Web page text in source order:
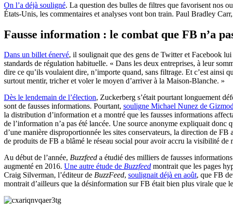
On l’a déjà souligné. La question des bulles de filtres que favorisent nos
États-Unis, les commentaires et analyses vont bon train. Paul Bradley
Fausse information : le combat que FB n’a
Dans un billet énervé, il soulignait que des gens de Twitter et Facebook
standards de régulation habituelle. « Dans les deux entreprises, à leur
dire ce qu’ils voulaient dire, n’importe quand, sans filtrage. Et c’est ainsi
surtout mentir, tricher et voler le moyen d’arriver à la Maison-Blanche. »
Dès le lendemain de l’élection, Zuckerberg s’était pourtant longuement
sont de fausses informations. Pourtant, souligne Michael Nunez de
la distribution d’information et a montré que les fausses informations
de l’information n’a pas été lancée. Une source anonyme expliquait
d’une manière disproportionnée les sites conservateurs, la direction de
de produits de FB a blâmé le réseau social pour avoir accru la visibilité de
Au début de l’année, Buzzfeed a étudié des milliers de fausses
augmenté en 2016. Une autre étude de Buzzfeed montrait que les pages
Craig Silverman, l’éditeur de BuzzFeed, soulignait déjà en août, que FB
montrait d’ailleurs que la désinformation sur FB était bien plus virale que